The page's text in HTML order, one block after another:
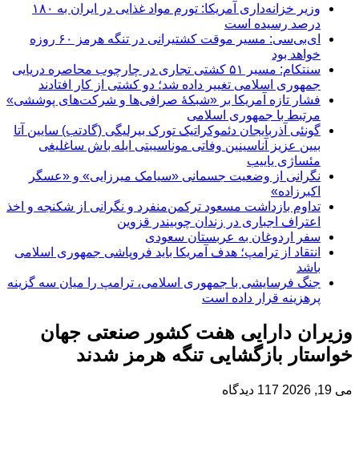
وزیر خزانه‌داری آمریکا: تورم مواد غذایی در ایران به ۱۸۰
درصد رسیده است
ای‌بی‌سی: مسیر موقت کشتیرانی در تنگه هرمز ۶۰ روزه
خواهد بود
سنتکام: مسیر ۵۱ کشتی تجاری در چارچوب محاصره دریایی
جمهوری اسلامی تغییر داده شد؛ دو کشتی از کار افتادند
فشار تازه آمریکا بر «شبکۀ صرافی‌ها و شرکت‌های پوششی»
مرتبط با جمهوری اسلامی
گونئی آذربایجان دئموکراتیک تورک بیرلیگی (گادتب) سایین آتا
بیین عزیز آناسینین وفاتی موناسیبتی ایله باش ساغلیغی
مئساژی یاییب
نگرانی از وضعیت جسمانی «سیامک میرزایی» و «عسگر
اکبرزاده»
تداوم بازداشت مسعود ترکمن‌منفرد و نگرانی از شکنجه و اخذ
اعتراف اجباری در زندان چوبیندر قزوین
سفر اردوغان به عربستان‌ سعودی
انتقاد از ترامپ؛ هدف آمریکا باید فروپاشی جمهوری اسلامی
باشد
جنگ فرسایشی با جمهوری اسلامی، ترامپ را میان سه گزینه
پرهزینه قرار داده است
وزیران دارایی هفت کشور صنعتی جهان
خواستار بازگشایی تنگه هرمز شدند
می 19, 2026 117 دیدگاه